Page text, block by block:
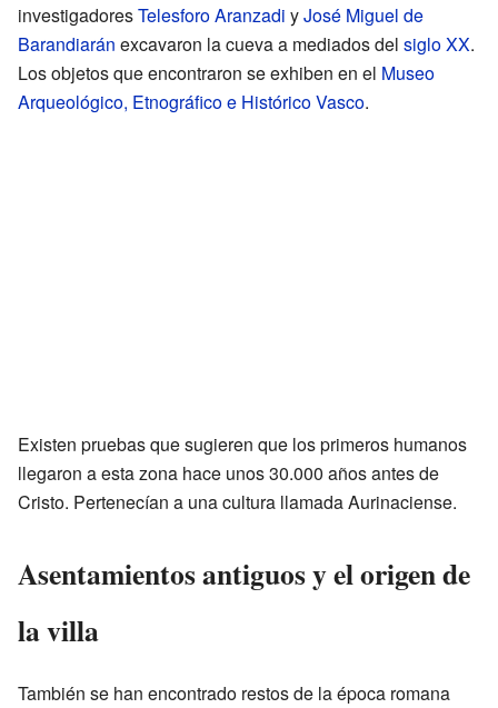
investigadoresTelesforo Aranzadi yJosé Miguel de
Barandiarán excavaron la cueva a mediados del siglo XX.
Los objetos que encontraron se exhiben en el Museo
Arqueológico, Etnográfico e Histórico Vasco.
Existen pruebas que sugieren que los primeros humanos
llegaron a esta zona hace unos 30.000 años antes de
Cristo. Pertenecían a una cultura llamada Aurinaciense.
Asentamientos antiguos y el origen de
la villa
También se han encontrado restos de la época romana